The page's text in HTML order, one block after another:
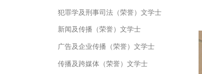
犯罪学及刑事司法（荣誉）文学士
新闻及传播（荣誉）文学士
广告及企业传播（荣誉）文学士
传播及跨媒体（荣誉）文学士